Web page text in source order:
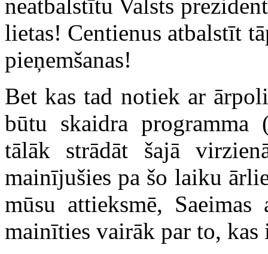
neatbalstītu Valsts
lietas! Centienus atbalstīt
pieņemšanas!
Bet kas tad notiek ar
būtu skaidra programma
tālāk strādāt šajā
mainījušies pa šo laiku
mūsu attieksmē,
mainīties vairāk par to, kas